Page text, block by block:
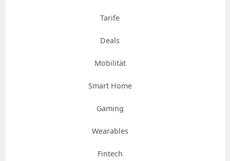
Tarife
Deals
Mobilität
Smart Home
Gaming
Wearables
Fintech